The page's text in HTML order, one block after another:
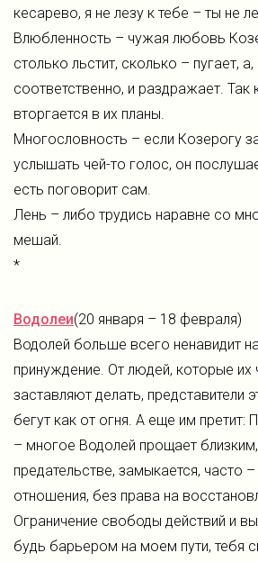
кесарево, я не лезу к тебе – ты не
Влюбленность – чужая любовь
столько льстит, сколько – пугает, а,
соответственно, и раздражает. Так
вторгается в их планы.
Многословность – если Козерогу
услышать чей-то голос, он
есть поговорит сам.
Лень – либо трудись наравне со
мешай.
*
Водолеи(20 января – 18 февраля)
Водолей больше всего ненавидит
принуждение. От людей, которые их
заставляют делать, представители
бегут как от огня. А еще им претит:
– многое Водолей прощает
предательстве, замыкается, часто
отношения, без права на
Ограничение свободы действий и
будь барьером на моем пути, тебя